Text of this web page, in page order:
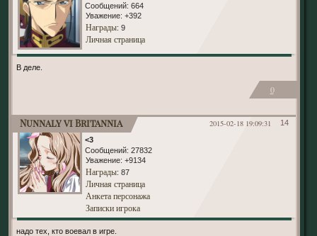
Сообщений: 664
Уважение: +392
Награды: 9
Личная страница
В деле.
0
14
2015-02-18 19:09:31
Nunnaly vi Britannia
<3
Сообщений: 27832
Уважение: +9134
Награды: 87
Личная страница
Анкета персонажа
Записки игрока
надо тех, кто воевал в игре.